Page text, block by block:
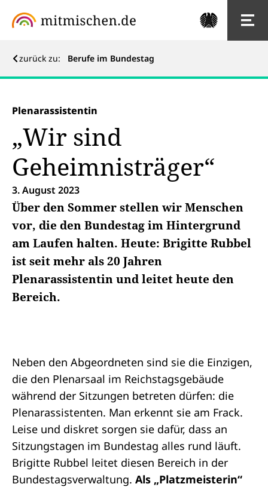
zurück zu: Berufe im Bundestag
Plenarassistentin
„Wir sind
Geheimnisträger“
3. August 2023
Über den Sommer stellen wir Menschen
vor, die den Bundestag im Hintergrund
am Laufen halten. Heute: Brigitte Rubbel
ist seit mehr als 20 Jahren
Plenarassistentin und leitet heute den
Bereich.
Neben den Abgeordneten sind sie die Einzigen,
die den Plenarsaal im Reichstagsgebäude
während der Sitzungen betreten dürfen: die
Plenarassistenten. Man erkennt sie am Frack.
Leise und diskret sorgen sie dafür, dass an
Sitzungstagen im Bundestag alles rund läuft.
Brigitte Rubbel leitet diesen Bereich in der
Bundestagsverwaltung. Als „Platzmeisterin“